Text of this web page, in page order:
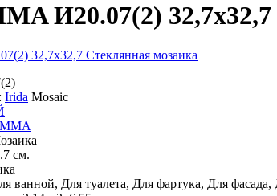
И20.07(2)
Irida Mosaic
см.
ванной, Для туалета, Для фартука, Для фасада,